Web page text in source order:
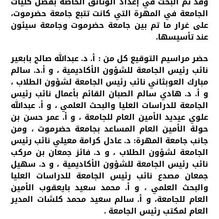
الجامعة في المهرة التي كانت تتبع جامعة حضرموت،
على غرار ما تم بين جامعة حضرموت وجامعة سيئون
عند تأسيسها.
حضر مراسيم التوقيع كل من : أ. د. عبدالله صالح بابعير
نائب رئيس الجامعة للشؤون الأكاديمية ، و أ.د. سالم
مبارك العوبثاني نائب رئيس الجامعة لشؤون الطلاب ،
و أ. د. هادي سالم الصبان القائم بأعمال نائب رئيس
الجامعة للدراسات العليا والبحث العلمي ، و أ. عبدالله
علوي عيديد الأمين العام للجامعة ، و أ. عمر حسن بن
حولة الأمين العام المساعد بجامعة حضرموت ، ومن
جانب جامعة المهرة: د. عادل كرامة معيلي نائب رئيس
الجامعة لشؤون الطلاب ، و د. فائز جمعان بن مركب
نائب رئيس الجامعة للشؤون الأكاديمية ، و د. سهيل
جمعان مصدع نائب رئيس الجامعة للدراسات العليا
والبحث العلمي ، و أ. محمد سعيد بايعقوب الأمين
العام للجامعة، و أ. سالم سعيد محمد كلشات المدير
العام لمكتب رئيس الجامعة .